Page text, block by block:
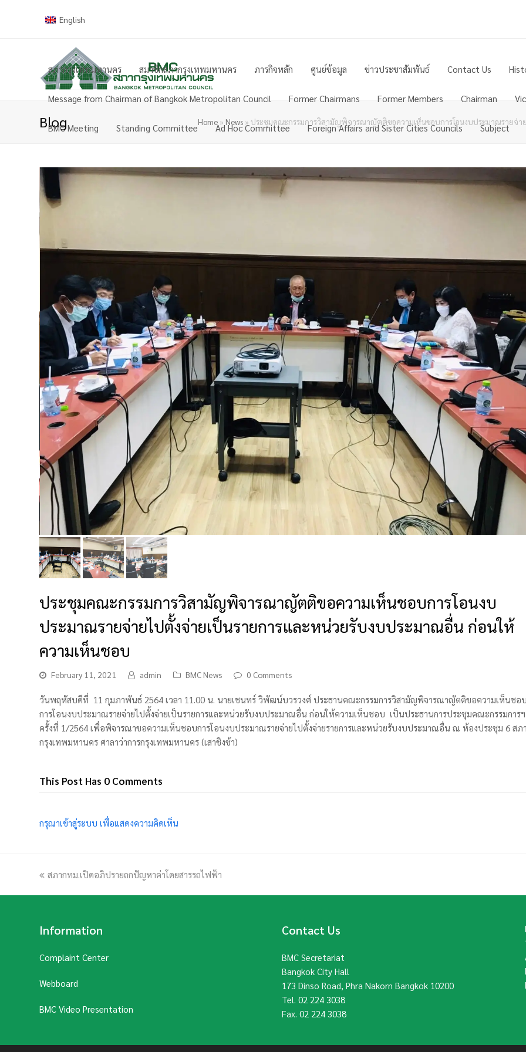
English
สภากรุงเทพมหานคร สมาชิกสภากรุงเทพมหานคร ภารกิจหลัก ศูนย์ข้อมูล ข่าวประชาสัมพันธ์ Contact Us
Message from Chairman of Bangkok Metropolitan Council Former Chairmans Former Members Chairman
BMC Meeting Standing Committee Ad Hoc Committee Foreign Affairs and Sister Cities Councils Subject
Blog Home» News» ประชุมคณะกรรมการวิสามัญพิจารณาญัตติขอความเห็นชอบการโอนงบประมาณรายจ่
ประชุมคณะกรรมการวิสามัญพิจารณาญัตติขอความเห็นชอบการโอนงบ
ประมาณรายจ่ายไปตั้งจ่ายเป็นรายการและหน่วยรับงบประมาณอื่น ก่อนให้
ความเห็นชอบ
February 11, 2021 admin BMC News 0 Comments
วันพฤหัสบดีที่ 11 กุมภาพันธ์ 2564 เวลา 11.00 น. นายเชนทร์ วิพัฒน์บวรวงศ์ ประธานคณะกรรมการวิสามัญพิจารณาญัตติขอความเห็นชอ
การโอนงบประมาณรายจ่ายไปตั้งจ่ายเป็นรายการและหน่วยรับงบประมาณอื่น ก่อนให้ความเห็นชอบ เป็นประธานการประชุมคณะกรรมการฯ
ครั้งที่ 1/2564 เพื่อพิจารณาขอความเห็นชอบการโอนงบประมาณรายจ่ายไปตั้งจ่ายรายการและหน่วยรับงบประมาณอื่น ณ ห้องประชุม 6 สภ
กรุงเทพมหานคร ศาลาว่าการกรุงเทพมหานคร (เสาชิงช้า)
This Post Has 0 Comments
กรุณาเข้าสู่ระบบ เพื่อแสดงความคิดเห็น
previous
สภากทม.เปิดอภิปรายถกปัญหาค่าโดยสารรถไฟฟ้า
Information
Complaint Center
Webboard
BMC Video Presentation
Contact Us
BMC Secretariat
Bangkok City Hall
173 Dinso Road, Phra Nakorn Bangkok 10200
Tel.02 224 3038
Fax.02 224 3038